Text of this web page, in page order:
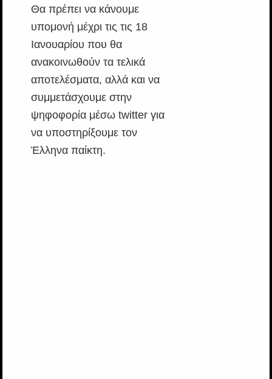
Θα πρέπει να κάνουμε
υπομονή μέχρι τις τις 18
Ιανουαρίου που θα
ανακοινωθούν τα τελικά
αποτελέσματα, αλλά και να
συμμετάσχουμε στην
ψηφοφορία μέσω twitter για
να υποστηρίξουμε τον
Έλληνα παίκτη.